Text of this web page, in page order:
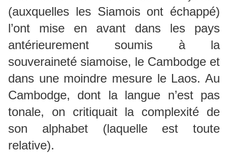
(auxquelles les Siamois ont échappé)
l’ont mise en avant dans les pays
antérieurement soumis à la
souveraineté siamoise, le Cambodge et
dans une moindre mesure le Laos. Au
Cambodge, dont la langue n’est pas
tonale, on critiquait la complexité de
son alphabet (laquelle est toute
relative).